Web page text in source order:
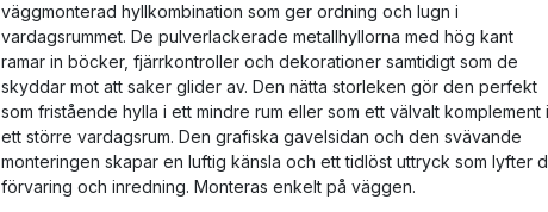
väggmonterad hyllkombination som ger ordning och lugn i
vardagsrummet. De pulverlackerade metallhyllorna med hög kant
ramar in böcker, fjärrkontroller och dekorationer samtidigt som de
skyddar mot att saker glider av. Den nätta storleken gör den perfekt
som fristående hylla i ett mindre rum eller som ett välvalt komplement i
ett större vardagsrum. Den grafiska gavelsidan och den svävande
monteringen skapar en luftig känsla och ett tidlöst uttryck som lyfter
förvaring och inredning. Monteras enkelt på väggen.